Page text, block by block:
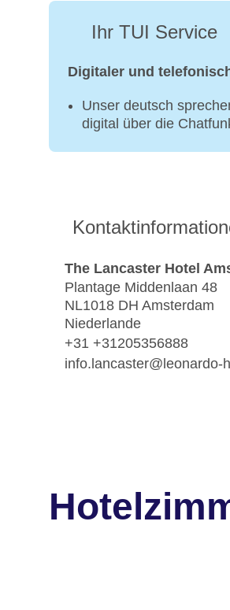
Ihr TUI Service
Digitaler und
Unser deutsch
digital über die
The Lancaster Hotel
Plantage Middenlaan 48
NL1018 DH Amsterdam
Niederlande
+31 +31205356888
info.lancaster@leonardo-